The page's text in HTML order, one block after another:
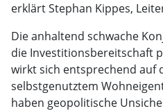
erklärt Stephan Kippes,
Die anhaltend schwache
die Investitionsbereitschaft
wirkt sich entsprechend auf
selbstgenutztem
haben geopolitische